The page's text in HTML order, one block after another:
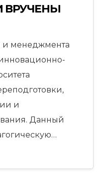
ВРУЧЕНЫ
и менеджмента
и
Данный